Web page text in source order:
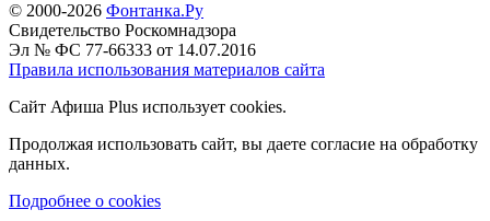
© 2000-2026 Фонтанка.Ру
Свидетельство Роскомнадзора
Эл № ФС 77-66333 от 14.07.2016
Правила использования материалов сайта
Сайт Афиша Plus использует cookies.
Продолжая использовать сайт, вы даете согласие на обработку
данных.
Подробнее о cookies